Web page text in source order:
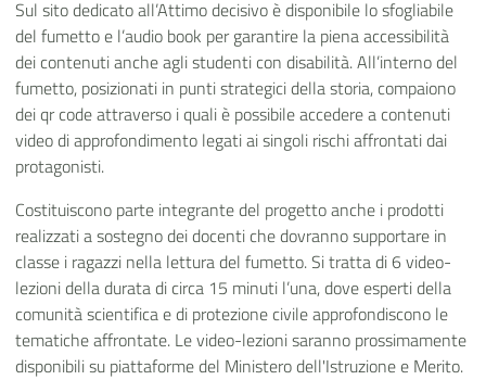
Sul sito dedicato all’Attimo decisivo è disponibile lo sfogliabile
del fumetto e l’audio book per garantire la piena accessibilità
dei contenuti anche agli studenti con disabilità. All’interno del
fumetto, posizionati in punti strategici della storia, compaiono
dei qr code attraverso i quali è possibile accedere a contenuti
video di approfondimento legati ai singoli rischi affrontati dai
protagonisti.
Costituiscono parte integrante del progetto anche i prodotti
realizzati a sostegno dei docenti che dovranno supportare in
classe i ragazzi nella lettura del fumetto. Si tratta di 6 video-
lezioni della durata di circa 15 minuti l’una, dove esperti della
comunità scientifica e di protezione civile approfondiscono le
tematiche affrontate. Le video-lezioni saranno prossimamente
disponibili su piattaforme del Ministero dell'Istruzione e Merito.